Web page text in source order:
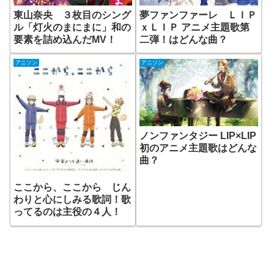
東山奈央 ３枚目のシング
ル「灯火のまにまに」和の
要素を詰め込んだMV！
夢ファンファーレ ＬＩＰ
ｘＬＩＰ アニメ主題歌第
二弾！はどんな曲？
アニソン
ここから、ここから じん
わりと心にしみる歌詞！歌
ってるのは主役の４人！
アニソン
ノンファンタジー LIP×LIP
初のアニメ主題歌はどんな
曲？